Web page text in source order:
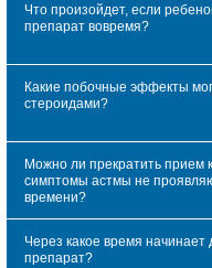
Что произойдет, если
препарат вовремя?
Какие побочные эффекты
стероидами?
Можно ли прекратить прием
симптомы астмы не
времени?
Через какое время
препарат?